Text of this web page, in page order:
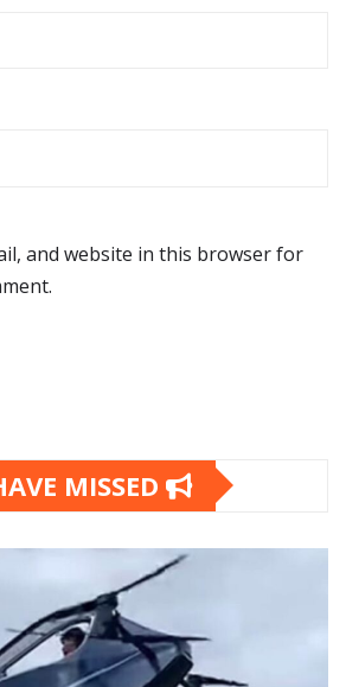
and website in this browser for
MISSED